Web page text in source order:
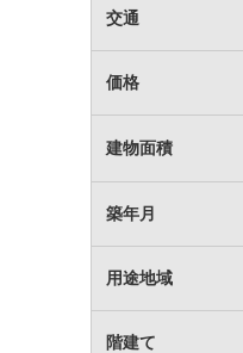
交通
価格
建物面積
築年月
用途地域
階建て